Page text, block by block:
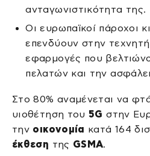
ανταγωνιστικότητα της.
Οι ευρωπαϊκοί πάροχοι
επενδύουν στην
εφαρμογές που
πελατών και την
Στο 80% αναμένεται να
υιοθέτηση του5Gστην
την οικονομία κατά 164
έκθεση της GSMA.